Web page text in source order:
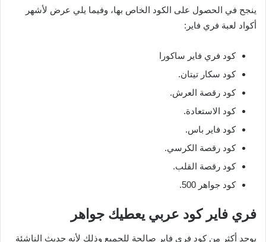
ينجح في الحصول على الكود الخاص بها، وفيما يلي عرض لأشهر
أكواد لعبة فري فاير:
كود فري فاير ساكورا
كود سكار تيتان.
كود رقصة العرش.
كود الاستعادة.
كود فاير باس.
كود رقصة الكرسي.
كود رقصة القلب.
كود جواهر 500.
فري فاير كود عربي يعطيك جواهر
يوجد أكثر من كود فري فاير صالحة للجميع وذلك لأنه حديث الناشئة